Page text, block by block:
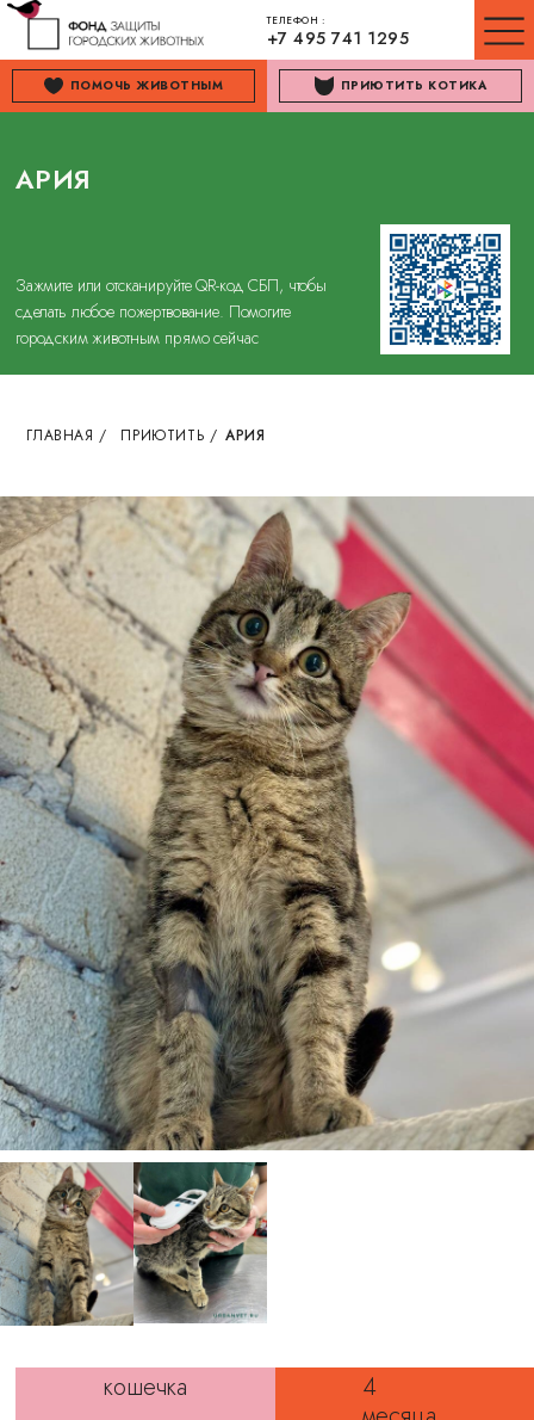
ТЕЛЕФОН :
+7 495 741 1295
ПОМОЧЬ ЖИВОТНЫМ ПРИЮТИТЬ КОТИКА
АРИЯ
Зажмите или отсканируйте QR-код СБП, чтобы
сделать любое пожертвование. Помогите
городским животным прямо сейчас
ГЛАВНАЯ / ПРИЮТИТЬ / АРИЯ
кошечка
4